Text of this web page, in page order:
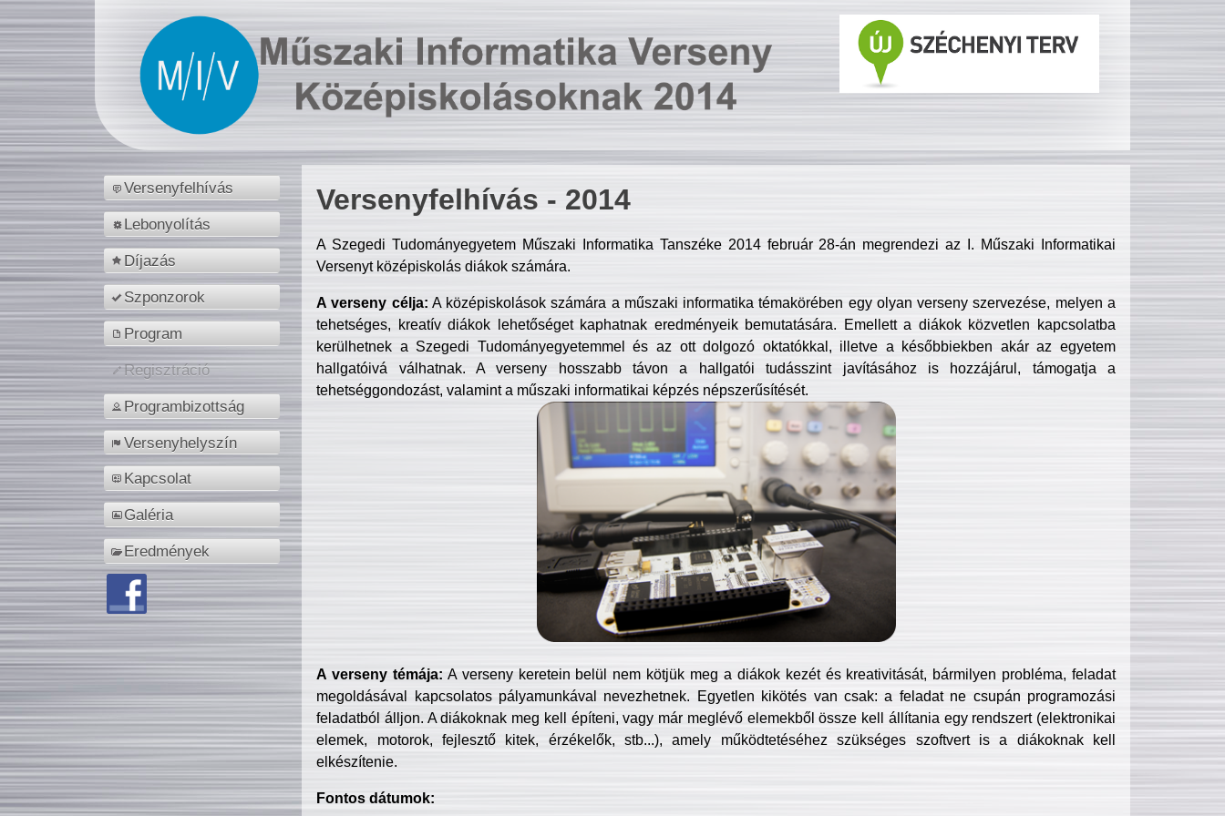
Versenyfelhívás
Lebonyolítás
Díjazás
Szponzorok
Program
Regisztráció
Programbizottság
Versenyhelyszín
Kapcsolat
Galéria
Eredmények
Versenyfelhívás - 2014
A Szegedi Tudományegyetem Műszaki Informatika Tanszéke 2014 február 28-án megrendezi az I. Műszaki Informatikai
Versenyt középiskolás diákok számára.
A verseny célja: A középiskolások számára a műszaki informatika témakörében egy olyan verseny szervezése, melyen a
tehetséges, kreatív diákok lehetőséget kaphatnak eredményeik bemutatására. Emellett a diákok közvetlen kapcsolatba
kerülhetnek a Szegedi Tudományegyetemmel és az ott dolgozó oktatókkal, illetve a későbbiekben akár az egyetem
hallgatóivá válhatnak. A verseny hosszabb távon a hallgatói tudásszint javításához is hozzájárul, támogatja a
tehetséggondozást, valamint a műszaki informatikai képzés népszerűsítését.
A verseny témája: A verseny keretein belül nem kötjük meg a diákok kezét és kreativitását, bármilyen probléma, feladat
megoldásával kapcsolatos pályamunkával nevezhetnek. Egyetlen kikötés van csak: a feladat ne csupán programozási
feladatból álljon. A diákoknak meg kell építeni, vagy már meglévő elemekből össze kell állítania egy rendszert (elektronikai
elemek, motorok, fejlesztő kitek, érzékelők, stb...), amely működtetéséhez szükséges szoftvert is a diákoknak kell
elkészítenie.
Fontos dátumok: